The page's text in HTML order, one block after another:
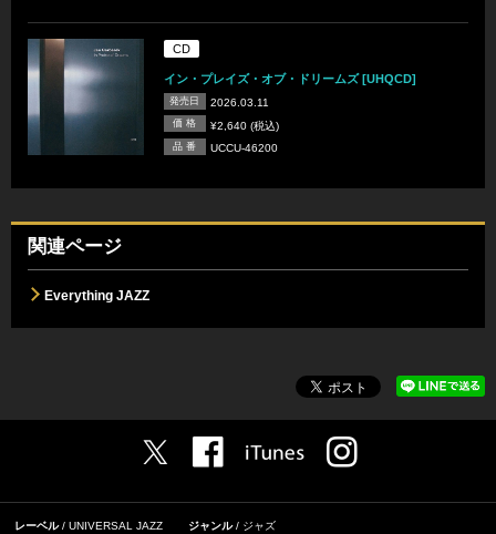
CD
イン・プレイズ・オブ・ドリームズ [UHQCD]
発売日 2026.03.11
価 格 ¥2,640 (税込)
品 番 UCCU-46200
関連ページ
Everything JAZZ
レーベル UNIVERSAL JAZZ ジャンル ジャズ